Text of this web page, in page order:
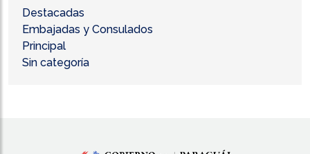
Destacadas
Embajadas y Consulados
Principal
Sin categoría